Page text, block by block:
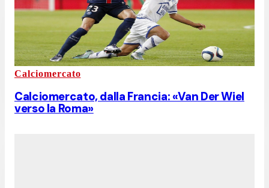
Calciomercato
Calciomercato, dalla Francia: «Van Der Wiel
verso la Roma»